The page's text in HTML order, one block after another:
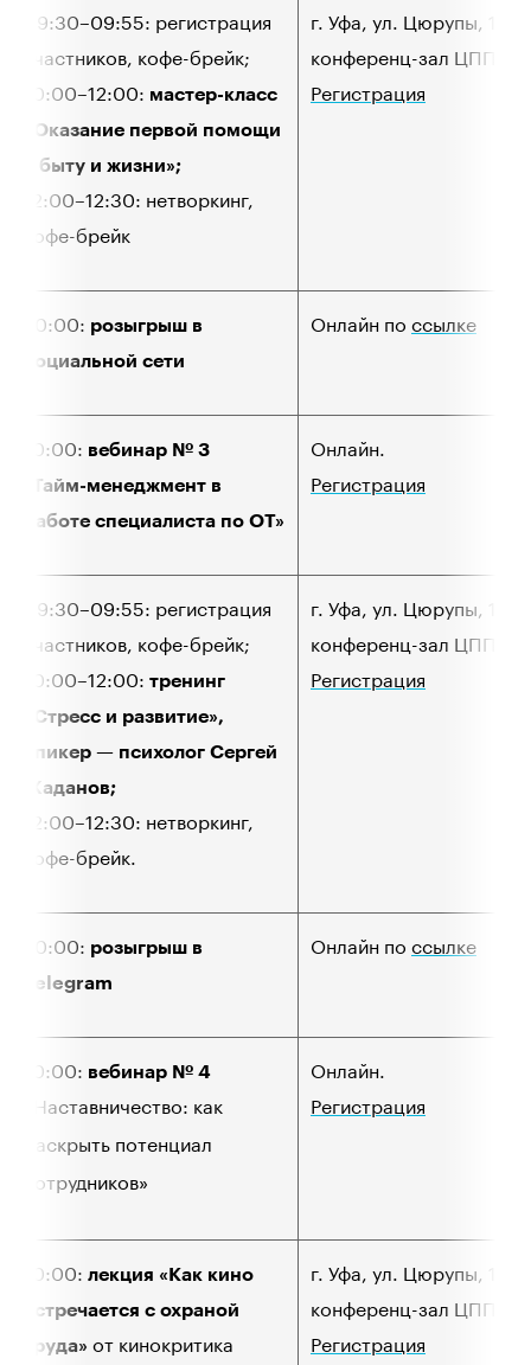
09:30–09:55: регистрация
участников, кофе-брейк;
10:00–12:00: мастер-класс
«Оказание первой помощи
в быту и жизни»;
12:00–12:30: нетворкинг,
кофе-брейк
г. Уфа, ул. Цюрупы, 17,
конференц-зал ЦППК.
Регистрация
20:00: розыгрыш в
социальной сети
Онлайн по ссылке
10:00: вебинар № 3
«Тайм-менеджмент в
работе специалиста по ОТ»
Онлайн.
Регистрация
09:30–09:55: регистрация
участников, кофе-брейк;
10:00–12:00: тренинг
«Стресс и развитие»,
спикер — психолог Сергей
Жаданов;
12:00–12:30: нетворкинг,
кофе-брейк.
г. Уфа, ул. Цюрупы, 17,
конференц-зал ЦППК.
Регистрация
20:00: розыгрыш в
Telegram
Онлайн по ссылке
10:00: вебинар № 4
«Наставничество: как
раскрыть потенциал
сотрудников»
Онлайн.
Регистрация
10:00: лекция «Как кино
встречается с охраной
труда» от кинокритика
г. Уфа, ул. Цюрупы, 17,
конференц-зал ЦППК.
Регистрация